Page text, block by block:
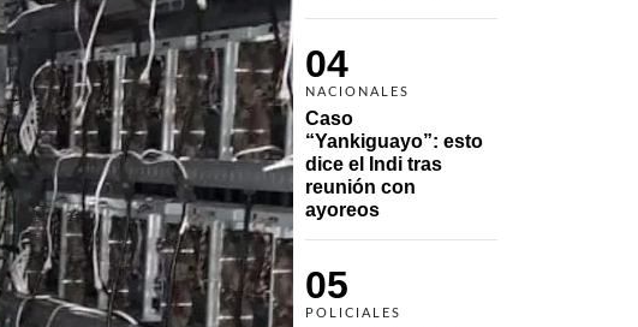
04
NACIONALES
Caso
“Yankiguayo”: esto
dice el Indi tras
reunión con
ayoreos
05
POLICIALES